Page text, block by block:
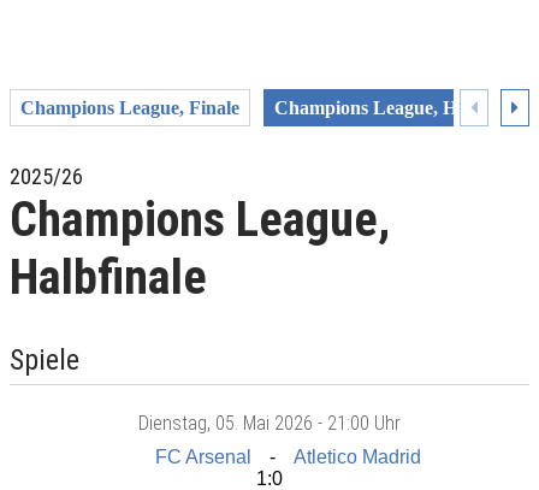
Champions League, Finale Champions League, Halbfinale
2025/26
Champions League,
Halbfinale
Spiele
Dienstag, 05. Mai 2026 - 21:00 Uhr
FC Arsenal
Atletico Madrid
1:0